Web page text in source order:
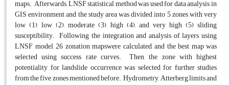
maps. Afterwards, LNSF statistical method was used for data analysis in
GIS environment and the study area was divided into 5 zones with very
low (1), low (2), moderate (3), high (4), and very high (5) sliding
susceptibility. Following the integration and analysis of layers using
LNSF model, 26 zonation mapswere calculated, and the best map was
selected using success rate curves. Then, the zone with highest
potentiality for landslide occurrence was selected for further studies
from the five zones mentioned before. Hydrometry, Atterberg limits and